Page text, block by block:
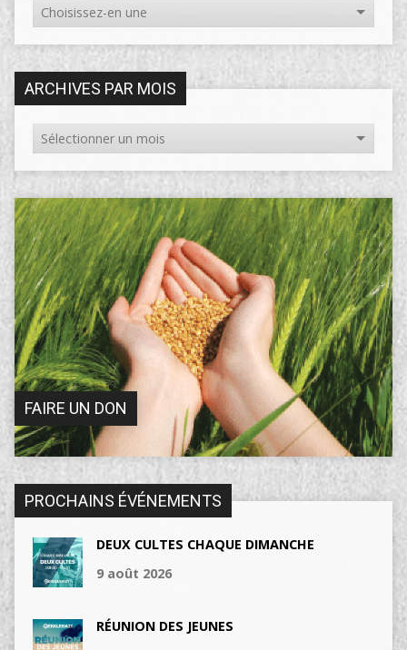
ARCHIVES PAR MOIS
FAIRE UN DON
PROCHAINS ÉVÉNEMENTS
DEUX CULTES CHAQUE DIMANCHE
9 août 2026
RÉUNION DES JEUNES